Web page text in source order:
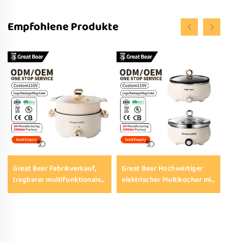
Empfohlene Produkte
Great Bear Fabrikverkauf,
tragbarer multifunktionaler
elektrischer Hot-Pot-Kocher
Great Bear Hochwertiger
elektrischer Multikocher mit
geteiltem Topf, 4 L,